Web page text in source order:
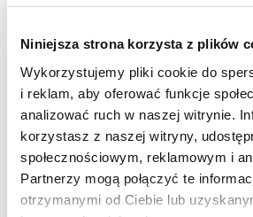
Niniejsza strona korzysta z plików
Wykorzystujemy pliki cookie do
i reklam, aby oferować funkcje
analizować ruch w naszej witrynie.
korzystasz z naszej witryny,
społecznościowym, reklamowym i
Partnerzy mogą połączyć te
otrzymanymi od Ciebie lub
Regulamin wypożyczalni
Nie pobieramy kaucji za
produktu